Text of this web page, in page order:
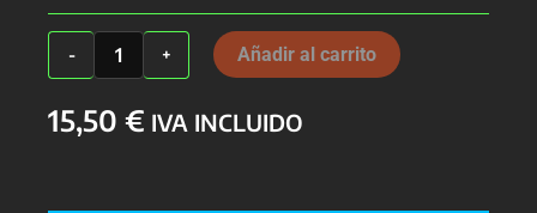
-
Camiseta
cantidad
+ Añadir al carrito
15,50 € IVA INCLUIDO